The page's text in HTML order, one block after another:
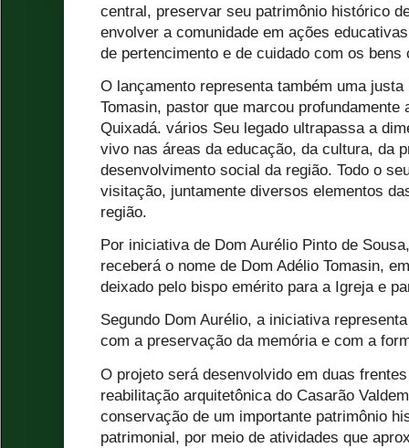
central, preservar seu patrimônio histórico
envolver a comunidade em ações
de pertencimento e de cuidado com os bens
O lançamento representa também uma justa
Tomasin, pastor que marcou profundamente
Quixadá. vários Seu legado ultrapassa a
vivo nas áreas da educação, da cultura, da
desenvolvimento social da região. Todo o
visitação, juntamente diversos elementos
região.
Por iniciativa de Dom Aurélio Pinto de
receberá o nome de Dom Adélio Tomasin,
deixado pelo bispo emérito para a Igreja e
Segundo Dom Aurélio, a iniciativa
com a preservação da memória e com a
O projeto será desenvolvido em duas
reabilitação arquitetônica do Casarão
conservação de um importante patrimônio
patrimonial, por meio de atividades que